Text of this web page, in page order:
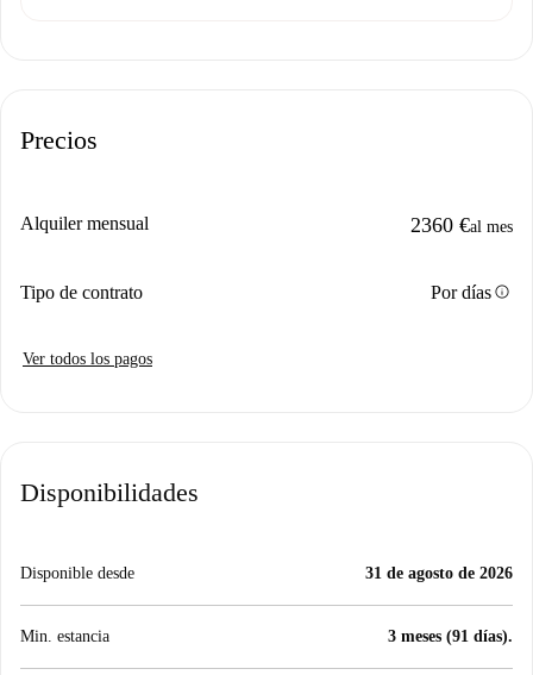
Precios
Alquiler mensual 2360 €al mes
Tipo de contrato Por díasinfo
Ver todos los pagos
Disponibilidades
Disponible desde 31 de agosto de 2026
Min. estancia 3 meses (91 días).